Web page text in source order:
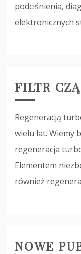
podciśnienia,
elektronicznych
FILTR
Regeneracją
wielu lat. Wiemy
regeneracja
Elementem
również
NOWE